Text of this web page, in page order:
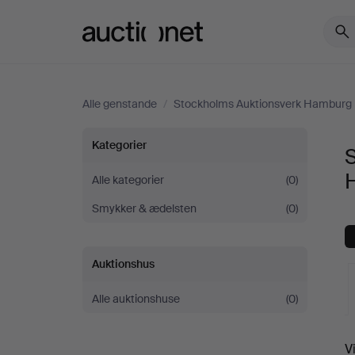
Alle genstande / Stockholms Auktionsverk Hamburg
Smykker
hos
Stockholms
Auktionsverk
Hamburg
Kategorier
Alle kategorier
(0)
Smykker & ædelsten
(0)
Auktionshus
Alle auktionshuse (0)